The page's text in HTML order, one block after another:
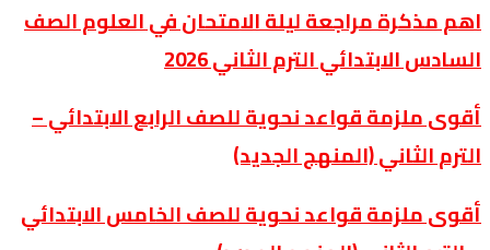
اهم مذكرة مراجعة ليلة الامتحان في العلوم الصف
السادس الابتدائي الترم الثاني 2026
أقوى ملزمة قواعد نحوية للصف الرابع الابتدائي –
الترم الثاني (المنهج الجديد)
أقوى ملزمة قواعد نحوية للصف الخامس الابتدائي